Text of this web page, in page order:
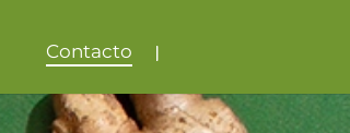
Contacto